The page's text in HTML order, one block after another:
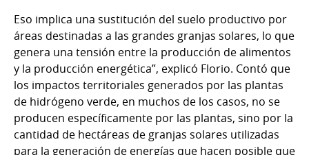
Eso implica una sustitución del suelo productivo por
áreas destinadas a las grandes granjas solares, lo que
genera una tensión entre la producción de alimentos
y la producción energética”, explicó Florio. Contó que
los impactos territoriales generados por las plantas
de hidrógeno verde, en muchos de los casos, no se
producen específicamente por las plantas, sino por la
cantidad de hectáreas de granjas solares utilizadas
para la generación de energías que hacen posible que